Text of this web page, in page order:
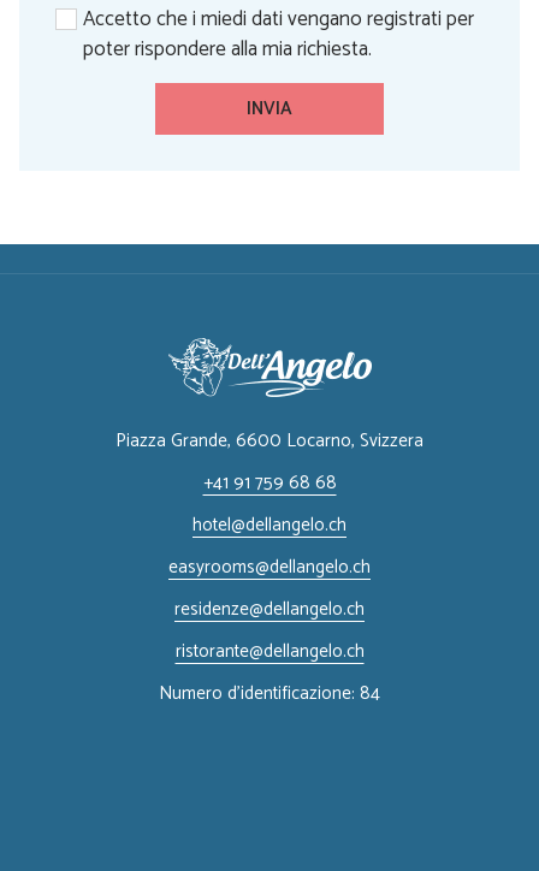
Accetto che i miedi dati vengano registrati per
poter rispondere alla mia richiesta.
INVIA
Piazza Grande, 6600 Locarno, ​Svizzera
+41 91 759 68 68
hotel@dellangelo.ch
easyrooms@dellangelo.ch
residenze@dellangelo.ch
ristorante@dellangelo.ch
Numero d'identificazione: 84